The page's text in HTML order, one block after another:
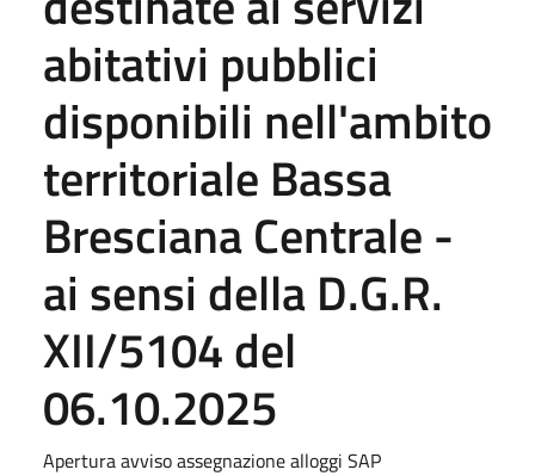
abitativi pubblici
disponibili nell'ambito
territoriale Bassa
Bresciana Centrale -
ai sensi della D.G.R.
XII/5104 del
06.10.2025
Apertura avviso assegnazione alloggi SAP